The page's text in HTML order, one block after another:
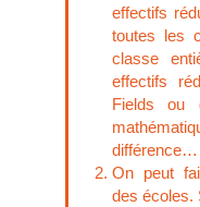
effectifs
toutes les
classe
effectifs
Fields ou
différence…
On peut
des écoles.